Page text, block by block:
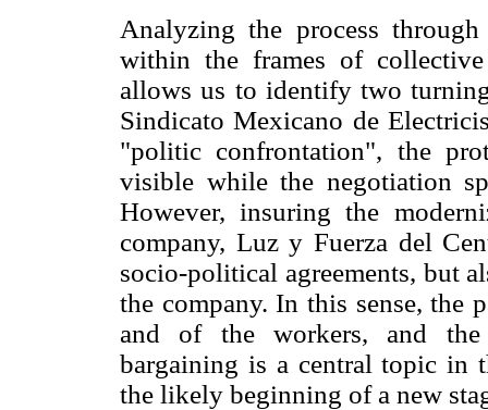
Analyzing the process
within the frames of
allows us to identify two
Sindicato Mexicano de
"politic confrontation", the
visible while the negotiation
However, insuring the
company, Luz y Fuerza del
socio-political agreements, but
the company. In this sense, the
and of the workers, and the
bargaining is a central topic in
the likely beginning of a new